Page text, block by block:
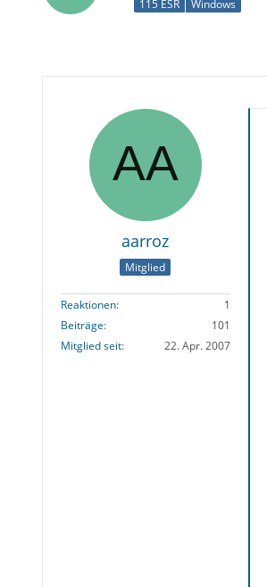
115 ESR Windows
aarroz
Mitglied
Reaktionen
1
Beiträge
101
Mitglied seit
22. Apr. 2007